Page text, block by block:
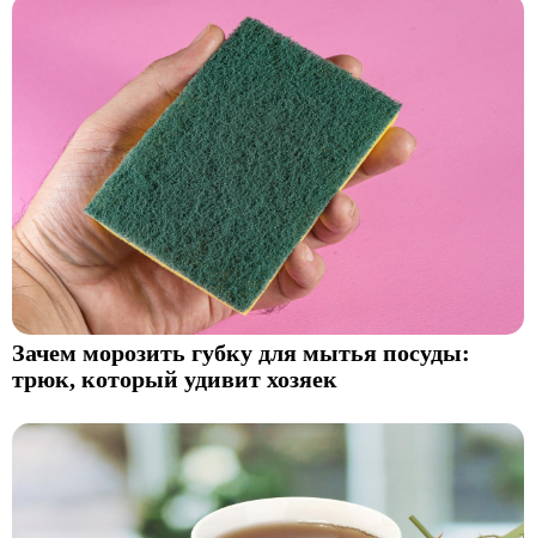
Зачем морозить губку для мытья посуды:
трюк, который удивит хозяек